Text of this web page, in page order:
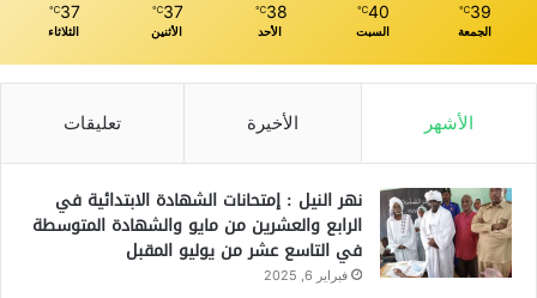
39
℃
الجمعة
40
℃
السبت
38
℃
الأحد
37
℃
الأثنين
37
℃
الثلاثاء
الأشهر الأخيرة تعليقات
نهر النيل : إمتحانات الشهادة الابتدائية في
الرابع والعشرين من مايو والشهادة المتوسطة
في التاسع عشر من يوليو المقبل
فبراير 6, 2025